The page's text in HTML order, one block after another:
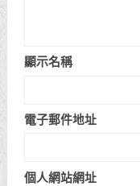
顯示名稱
電子郵件地址
個人網站網址